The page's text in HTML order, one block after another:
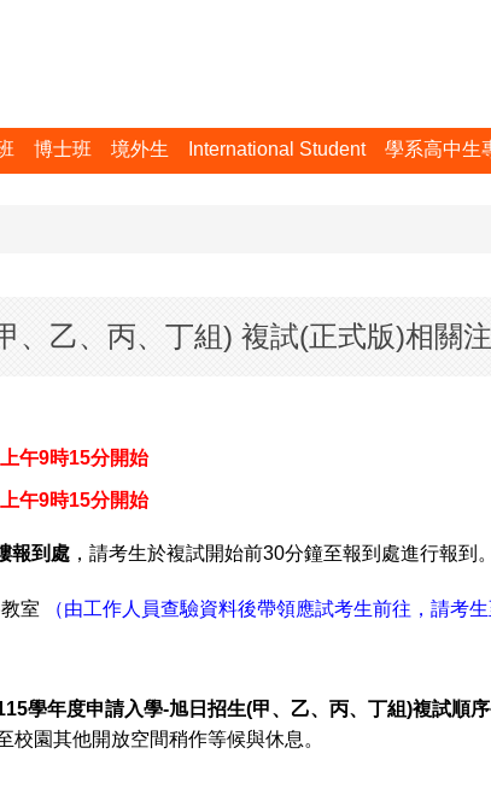
博士班 境外生 International Student 學系高中生
、乙、丙、丁組) 複試(正式版)相關
上午9時15分開始
午9時15分開始
報到處，請考生於複試開始前30分鐘至報到處進行報到。
室 （由工作人員查驗資料後帶領應試考生前往，請考
學年度申請入學-旭日招生(甲、乙、丙、丁組)複試順序
園其他開放空間稍作等候與休息。